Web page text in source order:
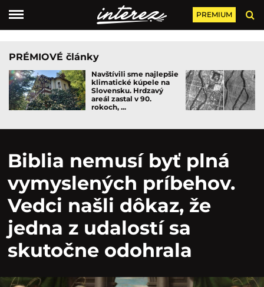
PREMIUM
PRÉMIOVÉ články
Navštívili sme najlepšie
klimatické kúpele na
Slovensku. Hrdzavý
areál zastal v 90.
rokoch, ...
Biblia nemusí byť plná
vymyslených príbehov.
Vedci našli dôkaz, že
jedna z udalostí sa
skutočne odohrala